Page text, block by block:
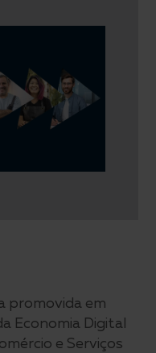
promovida em
Economia Digital
e Serviços